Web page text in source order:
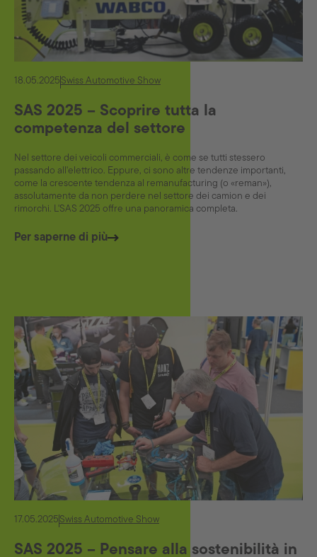
18.05.2025 Swiss Automotive Show
SAS 2025 – Scoprire tutta la
competenza del settore
Nel settore dei veicoli commerciali, è come se tutti stessero
passando all'elettrico. Eppure, ci sono altre tendenze importanti,
come la crescente tendenza al remanufacturing (o «reman»),
assolutamente da non perdere nel settore dei camion e dei
rimorchi. L'SAS 2025 offre una panoramica completa.
Per saperne di più
17.05.2025 Swiss Automotive Show
SAS 2025 – Pensare alla sostenibilità in